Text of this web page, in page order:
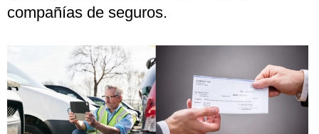
compañías de seguros.